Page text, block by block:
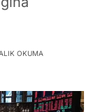
OKUMA